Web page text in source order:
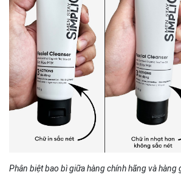
Phân biệt bao bì giữa hàng chính hãng và hàng